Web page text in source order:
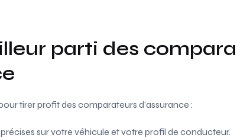
parti des
tirer profit des comparateurs d’assurance :
sur votre véhicule et votre profil de conducteur.